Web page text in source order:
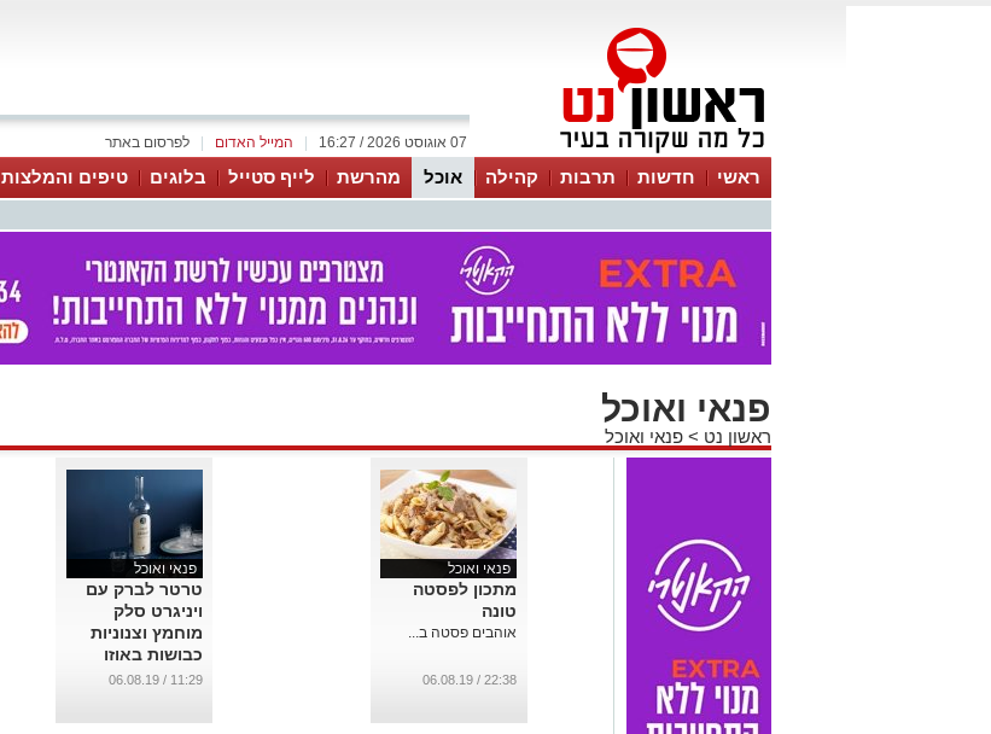
לפרסום באתר המייל האדום 07 אוגוסט 2026 / 16:27
ראשי חדשות תרבות קהילה אוכל מהרשת לייף סטייל בלוגים טיפים והמלצות
פנאי ואוכל
ראשון נט > פנאי ואוכל
פנאי ואוכל
מתכון לפסטה
טונה
אוהבים פסטה ב...
22:38 / 06.08.19
פנאי ואוכל
טרטר לברק עם
ויניגרט סלק
מוחמץ וצנוניות
כבושות באוזו
...
11:29 / 06.08.19